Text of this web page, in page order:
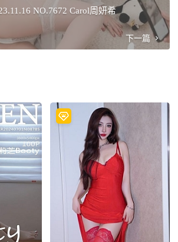
NO.7672 Carol周妍希
下一篇